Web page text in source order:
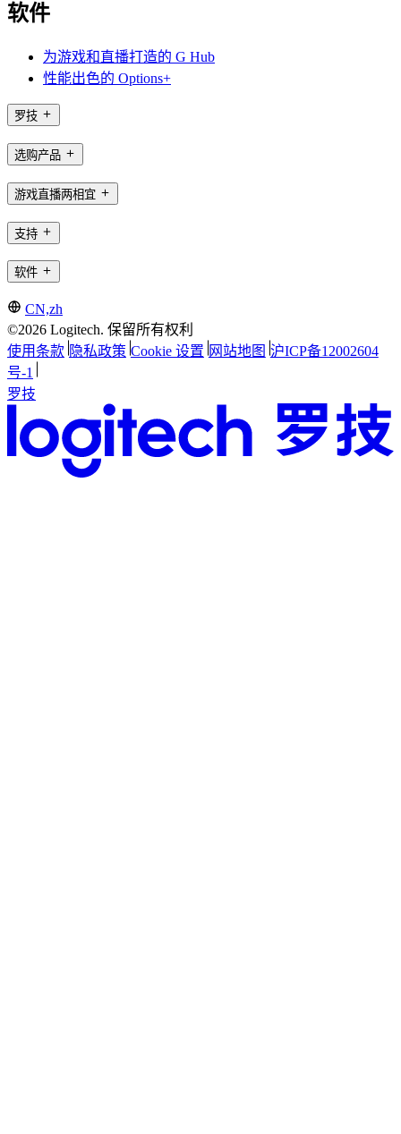
软件
为游戏和直播打造的 G Hub
性能出色的 Options+
罗技
选购产品
游戏直播两相宜
支持
软件
CN,zh
©2026 Logitech. 保留所有权利
使用条款 隐私政策 Cookie 设置 网站地图 沪ICP备12002604
号-1
罗技